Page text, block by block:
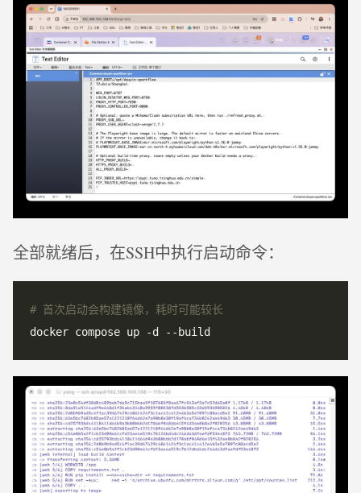
全部就绪后，在SSH中执行启动命令：
# 首次启动会构建镜像，耗时可能较长